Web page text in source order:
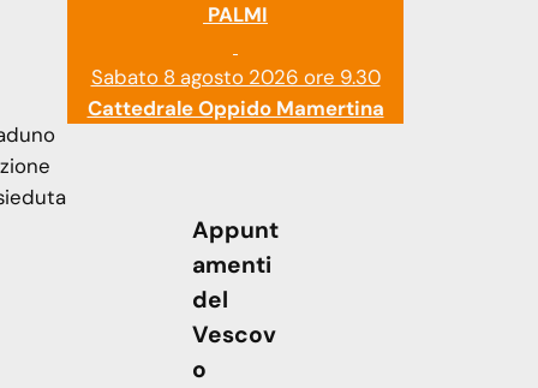
PALMI
Sabato 8 agosto 2026 ore 9.30
Cattedrale Oppido Mamertina
Appunt
amenti
del
Vescov
o